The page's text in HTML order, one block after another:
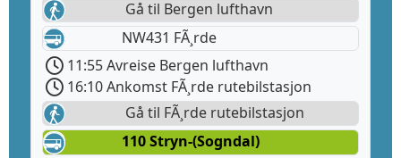
Gå til Bergen lufthavn
NW431 FÃ¸rde
11:55 Avreise Bergen lufthavn
16:10 Ankomst FÃ¸rde rutebilstasjon
Gå til FÃ¸rde rutebilstasjon
110 Stryn-(Sogndal)